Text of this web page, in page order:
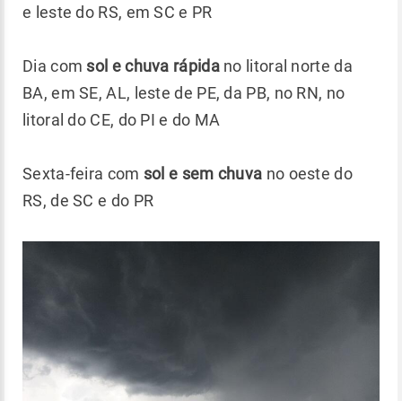
e leste do RS, em SC e PR
Dia com sol e chuva rápidano litoral norte da
BA, em SE, AL, leste de PE, da PB, no RN, no
litoral do CE, do PI e do MA
Sexta-feira com sol e sem chuva no oeste do
RS, de SC e do PR